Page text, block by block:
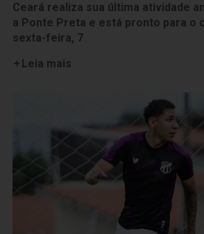
Ceará realiza sua última atividade
a Ponte Preta e está pronto para o
sexta-feira, 7
Leia mais